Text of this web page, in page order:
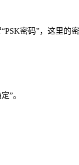
密码”，这里的
”。